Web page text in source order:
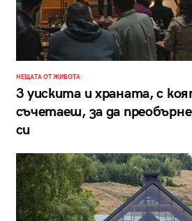
НЕЩАТА ОТ ЖИВОТА
3 уискита и храната, с
съчетаеш, за да
си